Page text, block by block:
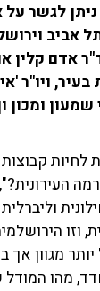
לגשר
אביב
ראוי' בהגשת ד"ר אדם
ויו"ר
ומכון
קבוצות
וזו
מגוון אך
מהו